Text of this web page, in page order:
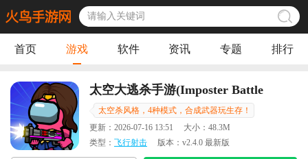
首页 游戏 软件 资讯 专题 排行
太空大逃杀手游(Imposter Battle
Royale)
太空杀风格，4种模式，合成武器玩生存！
更新： 2026-07-16 13:51 大小： 48.3M
类型： 飞行射击 版本： v2.4.0 最新版